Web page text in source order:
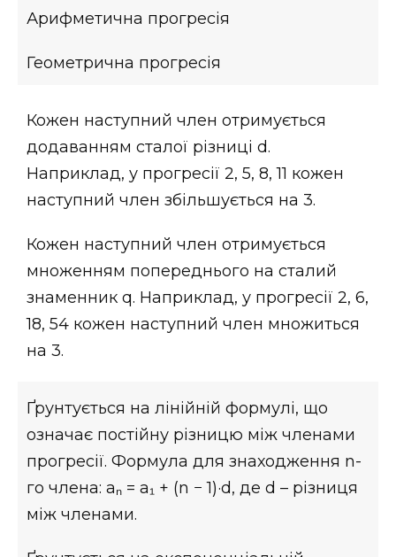
Арифметична прогресія
Геометрична прогресія
Кожен наступний член отримується
додаванням сталої різниці d.
Наприклад, у прогресії 2, 5, 8, 11 кожен
наступний член збільшується на 3.
Кожен наступний член отримується
множенням попереднього на сталий
знаменник q. Наприклад, у прогресії 2, 6,
18, 54 кожен наступний член множиться
на 3.
Ґрунтується на лінійній формулі, що
означає постійну різницю між членами
прогресії. Формула для знаходження n-
го члена: aₙ = a₁ + (n − 1)·d, де d – різниця
між членами.